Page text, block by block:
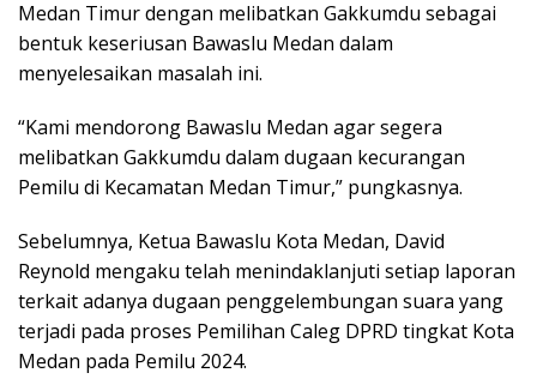
Medan Timur dengan melibatkan Gakkumdu sebagai
bentuk keseriusan Bawaslu Medan dalam
menyelesaikan masalah ini.
“Kami mendorong Bawaslu Medan agar segera
melibatkan Gakkumdu dalam dugaan kecurangan
Pemilu di Kecamatan Medan Timur,” pungkasnya.
Sebelumnya, Ketua Bawaslu Kota Medan, David
Reynold mengaku telah menindaklanjuti setiap laporan
terkait adanya dugaan penggelembungan suara yang
terjadi pada proses Pemilihan Caleg DPRD tingkat Kota
Medan pada Pemilu 2024.